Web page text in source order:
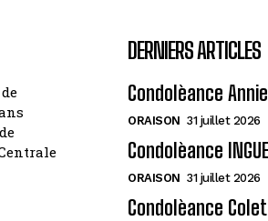
DERNIERS ARTICLES
Condolèance
ORAISON 31 juillet 2026
Condolèance
ORAISON 31 juillet 2026
Condolèance